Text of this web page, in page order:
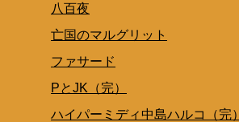
八百夜
亡国のマルグリット
ファサード
PとJK（完）
ハイパーミディ中島ハルコ（完）